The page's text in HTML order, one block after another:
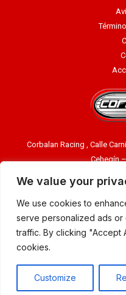
We value your
We use cookies to
serve personalized ads
traffic. By clicking "Accept
cookies.
Customize
Corbalan Racing , Calle
Cehegín
Email:
Corbalan Racing ® 2023
PROGRAMA KIT DIGITAL,